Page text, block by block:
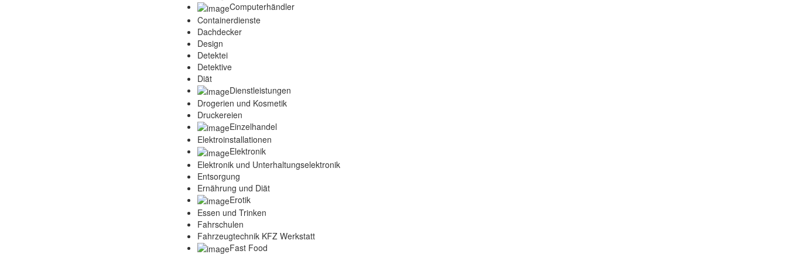
Computerhändler
Containerdienste
Dachdecker
Design
Detektei
Detektive
Diät
Dienstleistungen
Drogerien und Kosmetik
Druckereien
Einzelhandel
Elektroinstallationen
Elektronik
Elektronik und Unterhaltungselektronik
Entsorgung
Ernährung und Diät
Erotik
Essen und Trinken
Fahrschulen
Fahrzeugtechnik KFZ Werkstatt
Fast Food